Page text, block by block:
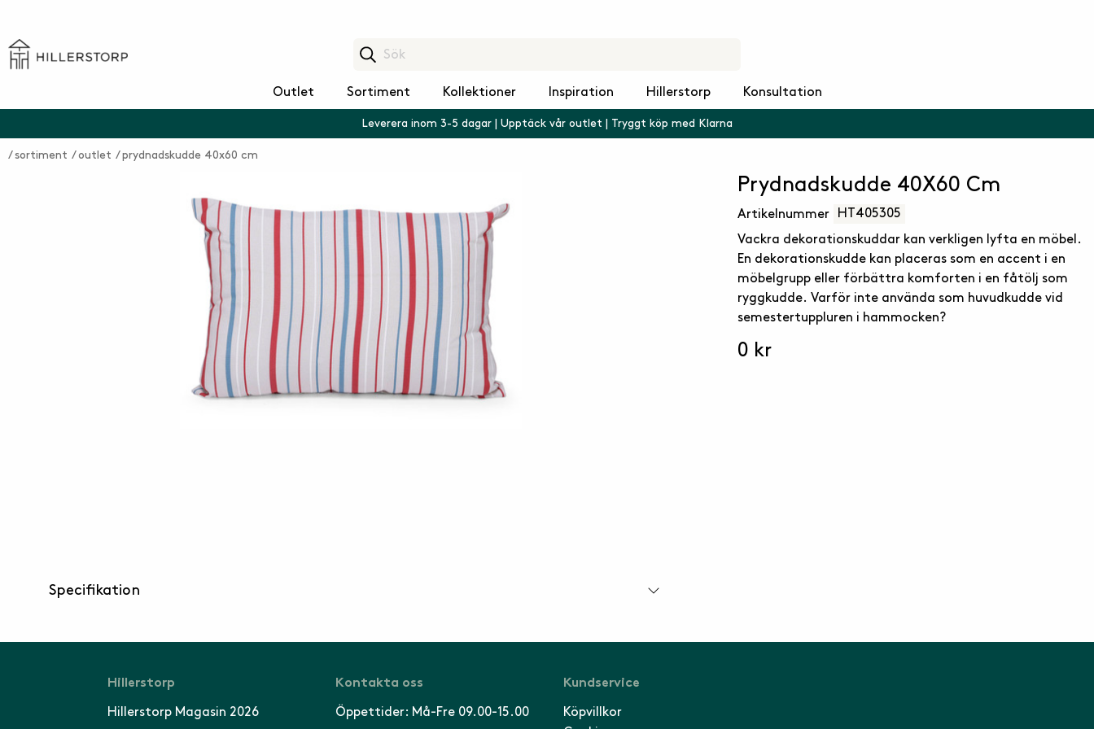
Outlet Sortiment Kollektioner Inspiration Hillerstorp Konsultation
Leverera inom 3-5 dagar | Upptäck vår outlet | Tryggt köp med Klarna
sortiment outlet prydnadskudde 40x60 cm
Prydnadskudde 40X60 Cm
Artikelnummer HT405305
Vackra dekorationskuddar kan verkligen lyfta en möbel.
En dekorationskudde kan placeras som en accent i en
möbelgrupp eller förbättra komforten i en fåtölj som
ryggkudde. Varför inte använda som huvudkudde vid
semestertuppluren i hammocken?
0 kr
Specifikation
Hillerstorp
Hillerstorp Magasin 2026
Kontakta oss
Öppettider: Må-Fre 09.00-15.00
Kundservice
Köpvillkor